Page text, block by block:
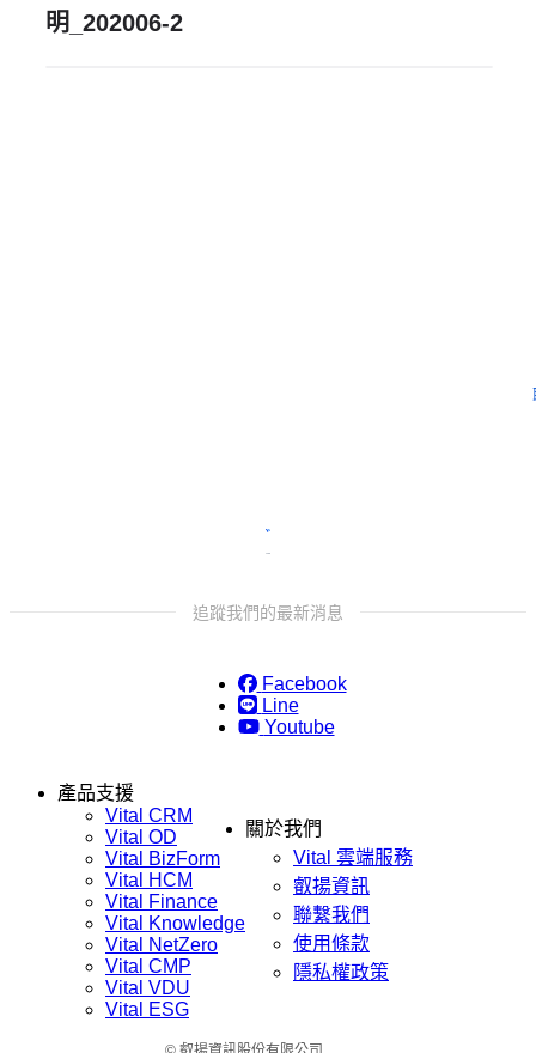
明_202006-2
追蹤我們的最新消息
Facebook
Line
Youtube
產品支援
Vital CRM
Vital OD
Vital BizForm
Vital HCM
Vital Finance
Vital Knowledge
Vital NetZero
Vital CMP
Vital VDU
Vital ESG
關於我們
Vital 雲端服務
叡揚資訊
聯繫我們
使用條款
隱私權政策